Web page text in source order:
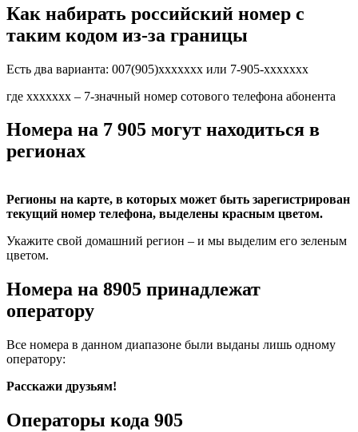
Как набирать российский номер с
таким кодом из-за границы
Есть два варианта: 007(905)xxxxxxx или 7-905-xxxxxxx
где xxxxxxx – 7-значный номер сотового телефона абонента
Номера на 7 905 могут находиться в
регионах
Регионы на карте, в которых может быть зарегистрирован
текущий номер телефона, выделены красным цветом.
Укажите свой домашний регион – и мы выделим его зеленым
цветом.
Номера на 8905 принадлежат
оператору
Все номера в данном диапазоне были выданы лишь одному
оператору:
Расскажи друзьям!
Операторы кода 905